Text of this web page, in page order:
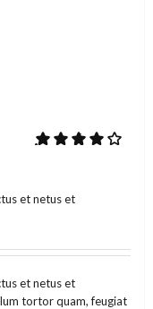
4.00debasado enpuntuación de los
et netus et
et netus et
tortor quam, feugiat